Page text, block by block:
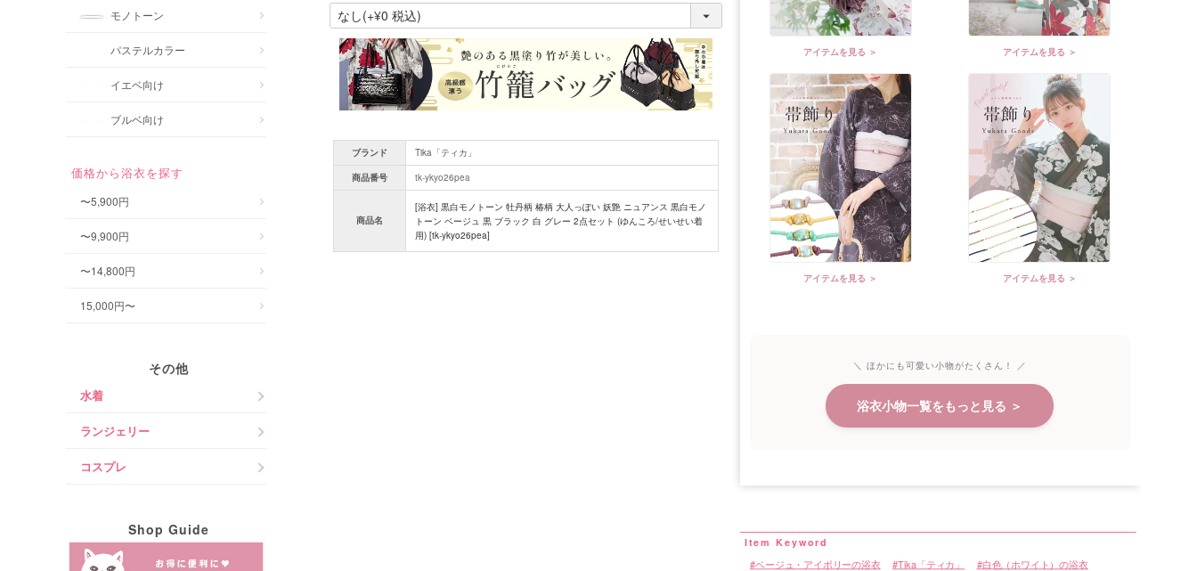
モノトーン
パステルカラー
イエベ向け
ブルベ向け
価格から浴衣を探す
〜5,900円
〜9,900円
〜14,800円
15,000円〜
その他
水着
ランジェリー
コスプレ
Shop Guide
(
必
)
ブランド
Tika「ティカ」
商品番号
tk-ykyo26pea
商品名
[浴衣] 黒白モノトーン 牡丹柄 椿柄 大人っぽい 妖艶 ニュアンス 黒白モノ
トーン ベージュ 黒 ブラック 白 グレー 2点セット (ゆんころ/せいせい着
用) [tk-ykyo26pea]
アイテムを見る ＞ アイテムを見る ＞
アイテムを見る ＞ アイテムを見る ＞
＼ ほかにも可愛い小物がたくさん！ ／
浴衣小物一覧をもっと見る ＞
ベージュ・アイボリーの浴衣 Tika「ティカ」 白色（ホワイト）の浴衣